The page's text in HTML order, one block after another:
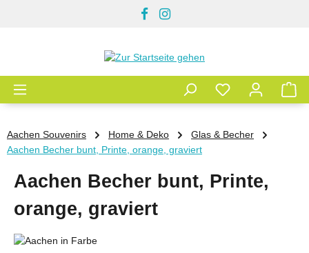
Aachen Souvenirs Home & Deko
Glas & Becher
Aachen Becher bunt, Printe, orange, graviert
Aachen Becher bunt, Printe,
orange, graviert